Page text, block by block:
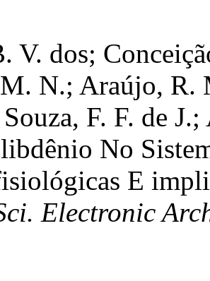
V. dos;
N.; Araújo, R.
F. F. de
No
E
Electronic